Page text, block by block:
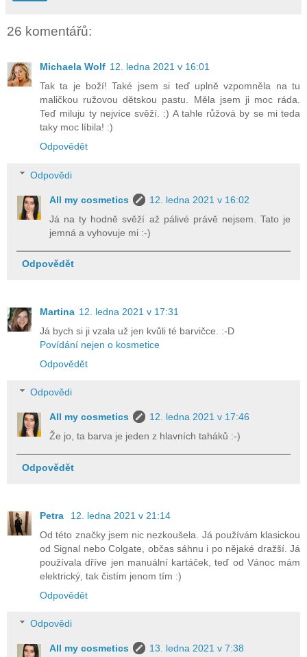
26 komentářů:
Michaela Wolf 12. ledna 2021 v 16:01
Tak ta je boží! Také jsem si teď uplně vzpomněla na tu
maličkou ružovou dětskou pastu. Měla jsem ji moc ráda.
Teď miluju ty nejvíce svěží. :) A tahle růžová by se mi teda
taky moc líbila! :)
Odpovědět
Odpovědi
All my cosmetics
12. ledna 2021 v 16:02
Já na ty hodně svěží až pálivé právě nejsem. Tato je
jemná a vyhovuje mi :-)
Odpovědět
Martina 12. ledna 2021 v 17:31
Já bych si ji vzala už jen kvůli té barvičce. :-D
Povídání nejen o kosmetice
Odpovědět
Odpovědi
All my cosmetics
12. ledna 2021 v 17:46
Že jo, ta barva je jeden z hlavních taháků :-)
Odpovědět
Petra
12. ledna 2021 v 21:14
Od této značky jsem nic nezkoušela. Já používám klasickou
od Signal nebo Colgate, občas sáhnu i po nějaké dražší. Já
používala dříve jen manuální kartáček, teď od Vánoc mám
elektrický, tak čistím jenom tím :)
Odpovědět
Odpovědi
All my cosmetics 13. ledna 2021 v 7:38